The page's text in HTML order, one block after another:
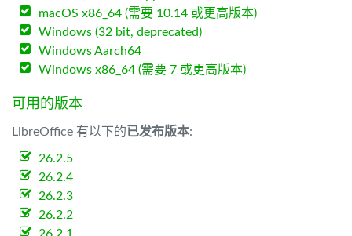
macOS x86_64 (需要 10.14 或更高版本)
Windows (32 bit, deprecated)
Windows Aarch64
Windows x86_64 (需要 7 或更高版本)
可用的版本
LibreOffice 有以下的已发布版本:
26.2.5
26.2.4
26.2.3
26.2.2